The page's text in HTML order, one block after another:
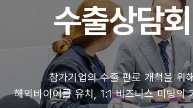
컨퍼런스
국내외 신소재 및 기술에 대한 개발 방
산업 트렌드, 산업 법제 및 이슈 공